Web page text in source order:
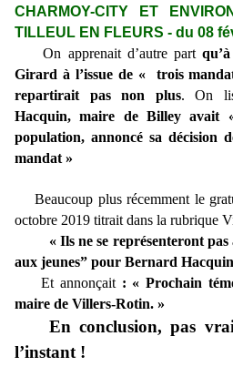
CHARMOY-CITY ET
TILLEUL EN FLEURS - du 08
On apprenait d’autre part
Girard à l’issue de « trois
repartirait pas non plus. On
Hacquin, maire de Billey
population, annoncé sa décision
mandat »
Beaucoup plus récemment le
octobre 2019 titrait dans la rubrique
« Ils ne se représenteront pas
aux jeunes” pour Bernard
Et annonçait : « Prochain
maire de Villers-Rotin. »
En conclusion, pas
l’instant !